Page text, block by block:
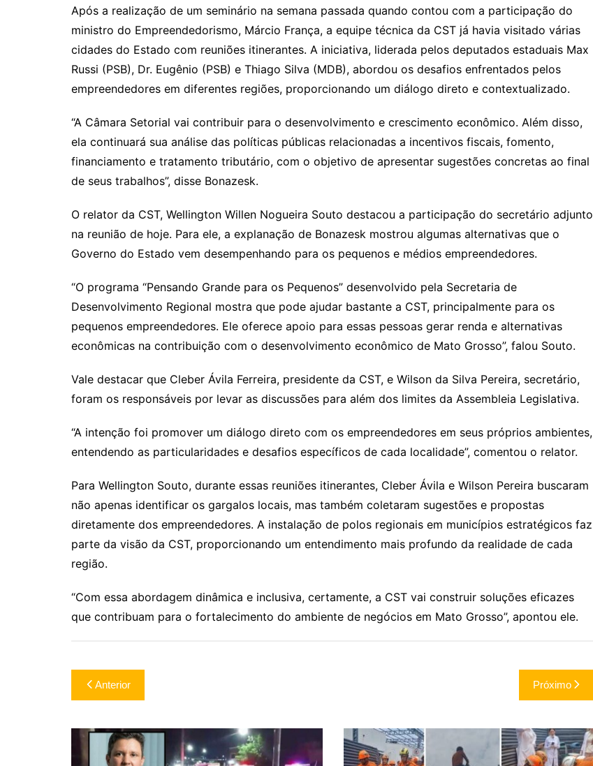
Após a realização de um seminário na semana passada quando contou com a participação do
ministro do Empreendedorismo, Márcio França, a equipe técnica da CST já havia visitado várias
cidades do Estado com reuniões itinerantes. A iniciativa, liderada pelos deputados estaduais Max
Russi (PSB), Dr. Eugênio (PSB) e Thiago Silva (MDB), abordou os desafios enfrentados pelos
empreendedores em diferentes regiões, proporcionando um diálogo direto e contextualizado.
“A Câmara Setorial vai contribuir para o desenvolvimento e crescimento econômico. Além disso,
ela continuará sua análise das políticas públicas relacionadas a incentivos fiscais, fomento,
financiamento e tratamento tributário, com o objetivo de apresentar sugestões concretas ao final
de seus trabalhos”, disse Bonazesk.
O relator da CST, Wellington Willen Nogueira Souto destacou a participação do secretário adjunto
na reunião de hoje. Para ele, a explanação de Bonazesk mostrou algumas alternativas que o
Governo do Estado vem desempenhando para os pequenos e médios empreendedores.
“O programa “Pensando Grande para os Pequenos” desenvolvido pela Secretaria de
Desenvolvimento Regional mostra que pode ajudar bastante a CST, principalmente para os
pequenos empreendedores. Ele oferece apoio para essas pessoas gerar renda e alternativas
econômicas na contribuição com o desenvolvimento econômico de Mato Grosso”, falou Souto.
Vale destacar que Cleber Ávila Ferreira, presidente da CST, e Wilson da Silva Pereira, secretário,
foram os responsáveis por levar as discussões para além dos limites da Assembleia Legislativa.
“A intenção foi promover um diálogo direto com os empreendedores em seus próprios ambientes,
entendendo as particularidades e desafios específicos de cada localidade”, comentou o relator.
Para Wellington Souto, durante essas reuniões itinerantes, Cleber Ávila e Wilson Pereira buscaram
não apenas identificar os gargalos locais, mas também coletaram sugestões e propostas
diretamente dos empreendedores. A instalação de polos regionais em municípios estratégicos faz
parte da visão da CST, proporcionando um entendimento mais profundo da realidade de cada
região.
“Com essa abordagem dinâmica e inclusiva, certamente, a CST vai construir soluções eficazes
que contribuam para o fortalecimento do ambiente de negócios em Mato Grosso”, apontou ele.
Navegação
de
Post
Anterior Próximo